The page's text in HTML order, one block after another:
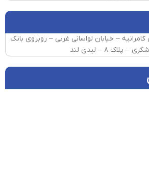
کامرانیه – خیابان لواسانی غربی – روبروی بانک
– پلاک ۸ – لیدی لند